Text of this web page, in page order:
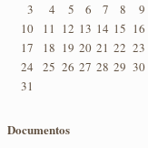
3
4 5 6 7 8
9
10
11 12 13 14 15 16
17
18 19 20 21 22 23
24
25 26 27 28 29 30
31
Documentos